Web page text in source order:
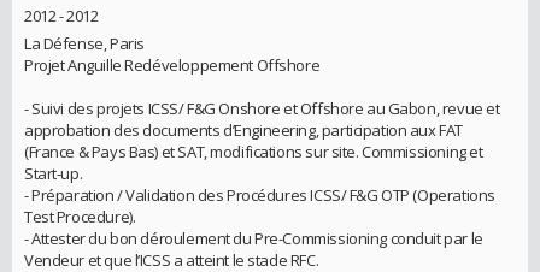
2012 - 2012
La Défense, Paris
Projet Anguille Redéveloppement Offshore
- Suivi des projets ICSS/ F&G Onshore et Offshore au Gabon, revue et
approbation des documents d’Engineering, participation aux FAT
(France & Pays Bas) et SAT, modifications sur site. Commissioning et
Start-up.
- Préparation / Validation des Procédures ICSS/ F&G OTP (Operations
Test Procedure).
- Attester du bon déroulement du Pre-Commissioning conduit par le
Vendeur et que l’ICSS a atteint le stade RFC.